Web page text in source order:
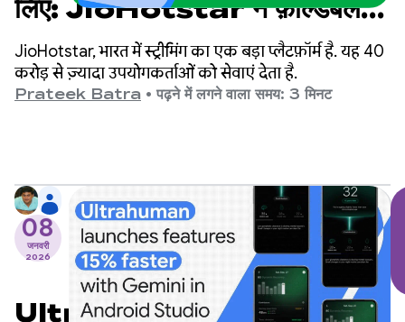
लिए: JioHotstar ने फ़ोल्डेबल
डिवाइसों और टैबलेट के लिए,
उपयोगकर्ता अनुभव को कैसे ऑप्टिमाइज़
किया
JioHotstar, भारत में स्ट्रीमिंग का एक बड़ा प्लैटफ़ॉर्म है. यह 40
करोड़ से ज़्यादा उपयोगकर्ताओं को सेवाएं देता है.
Prateek Batra • पढ़ने में लगने वाला समय: 3 मिनट
08
जनवरी
2026
Ultrahuman ने Android